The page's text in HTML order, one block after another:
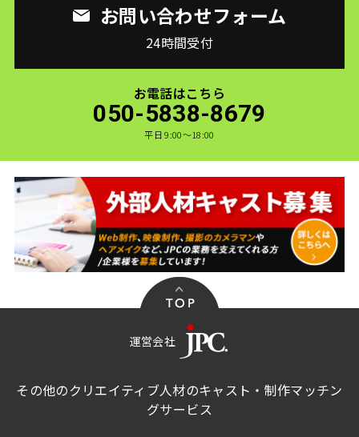
お問い合わせフォーム
24時間受付
お電話はこちら
050-5838-8679
平日 9:00〜18:00
運営会社
その他のクリエイティブ人材のキャスト・制作マッチン
グサービス